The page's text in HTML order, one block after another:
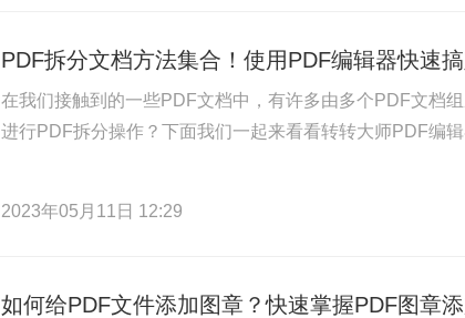
PDF拆分文档方法集合！使用PDF编辑器快速搞
在我们接触到的一些PDF文档中，有许多由多个PDF文档
进行PDF拆分操作？下面我们一起来看看转转大师PDF编
2023年05月11日 12:29
如何给PDF文件添加图章？快速掌握PDF图章添